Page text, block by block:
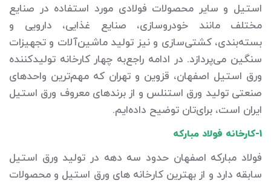
استیل و سایر محصولات فولادی مورد استفاده در صنایع
مختلف مانند خودروسازی، صنایع غذایی، دارویی و
بسته‌بندی، کشتی‌سازی و نیز تولید ماشین‌آلات و تجهیزات
سنگین می‌پردازد. در ادامه راجع‌به چهار کارخانه تولیدکننده
ورق استیل اصفهان، قزوین و تهران که مهم‌ترین واحدهای
صنعتی تولید ورق استنلس و از برندهای معروف ورق استیل
ایران است، برای‌تان توضیح داده‌ایم.
1-کارخانه فولاد مبارکه
فولاد مبارکه اصفهان حدود سه دهه در تولید ورق استیل
سابقه دارد و از بهترین کارخانه های ورق استیل و محصولات